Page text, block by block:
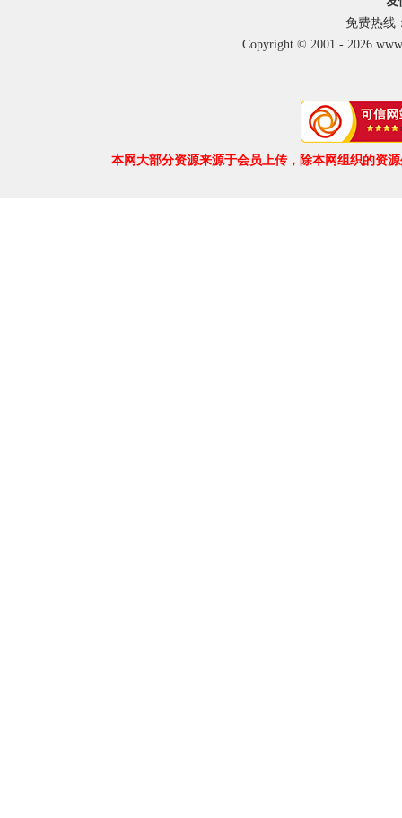
免费热线
Copyright © 2001 - 2026
本网大部分资源来源于会员上传，除本网组织的资